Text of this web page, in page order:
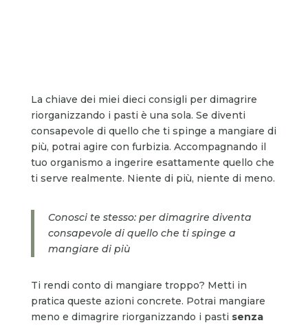
La chiave dei miei dieci consigli per dimagrire
riorganizzando i pasti è una sola. Se diventi
consapevole di quello che ti spinge a mangiare di
più, potrai agire con furbizia. Accompagnando il
tuo organismo a ingerire esattamente quello che
ti serve realmente. Niente di più, niente di meno.
Conosci te stesso: per dimagrire diventa
consapevole di quello che ti spinge a
mangiare di più
Ti rendi conto di mangiare troppo? Metti in
pratica queste azioni concrete. Potrai mangiare
meno e dimagrire riorganizzando i pasti senza